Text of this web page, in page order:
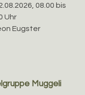
08.00 bis
Uhr
Eugster
Muggeli